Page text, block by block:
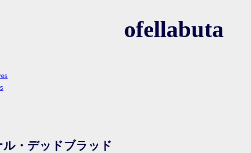
ofellabuta
ル・デッドブラッド